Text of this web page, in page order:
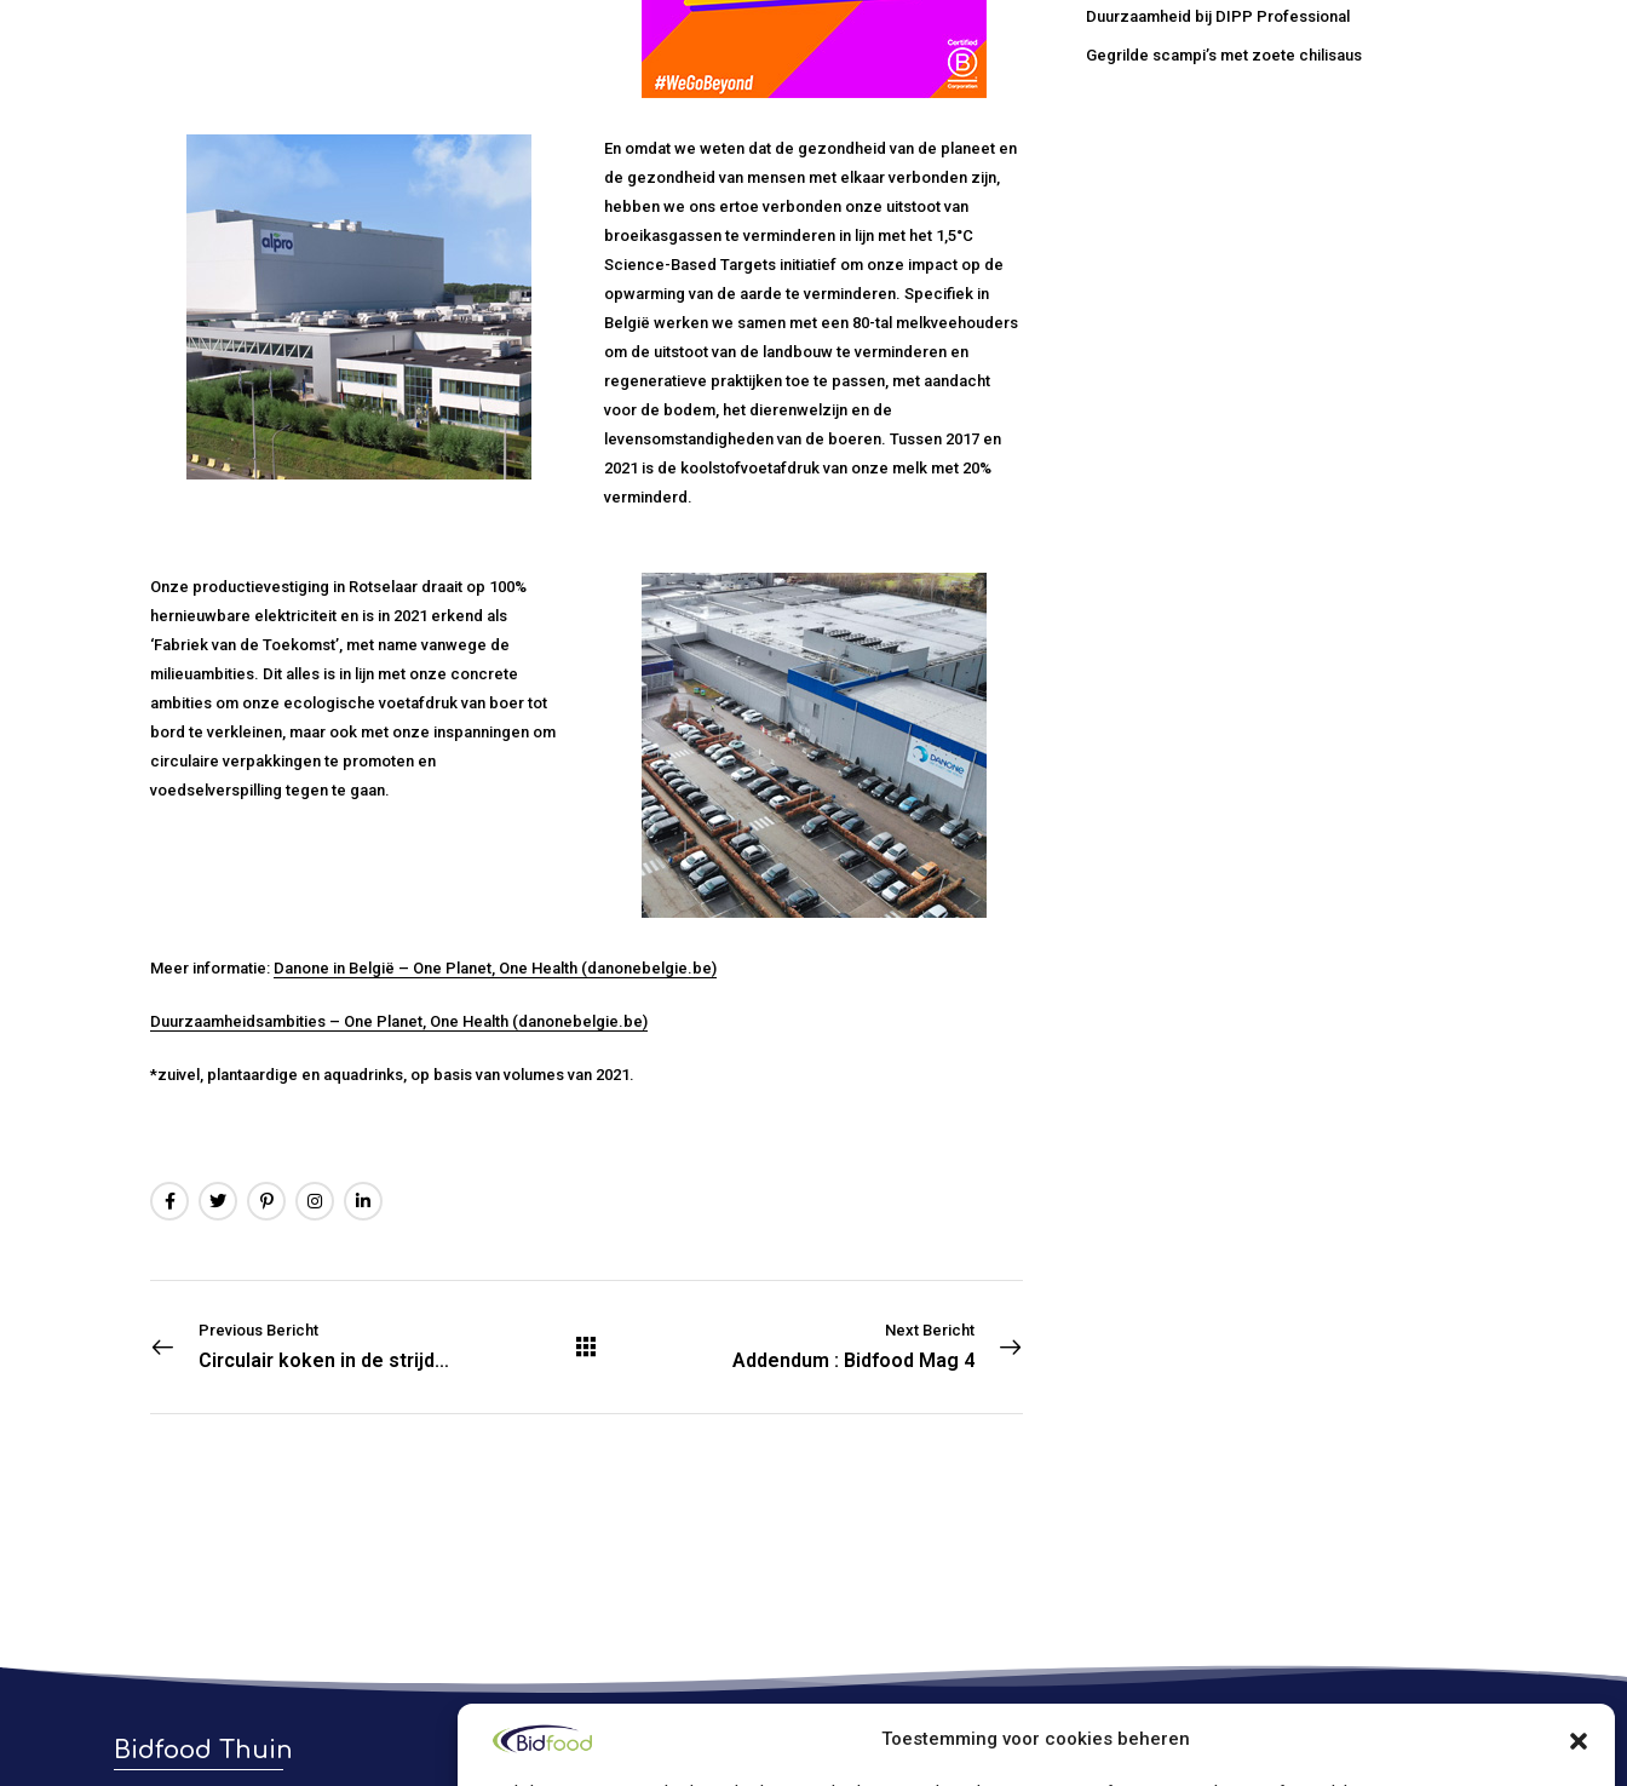
Toestemming voor cookies beheren
Duurzaamheid bij DIPP Professional
Gegrilde scampi’s met zoete chilisaus
En omdat we weten dat de gezondheid van de planeet en
de gezondheid van mensen met elkaar verbonden zijn,
hebben we ons ertoe verbonden onze uitstoot van
broeikasgassen te verminderen in lijn met het 1,5°C
Science-Based Targets initiatief om onze impact op de
opwarming van de aarde te verminderen. Specifiek in
België werken we samen met een 80-tal melkveehouders
om de uitstoot van de landbouw te verminderen en
regeneratieve praktijken toe te passen, met aandacht
voor de bodem, het dierenwelzijn en de
levensomstandigheden van de boeren. Tussen 2017 en
2021 is de koolstofvoetafdruk van onze melk met 20%
verminderd.
Onze productievestiging in Rotselaar draait op 100%
hernieuwbare elektriciteit en is in 2021 erkend als
‘Fabriek van de Toekomst’, met name vanwege de
milieuambities. Dit alles is in lijn met onze concrete
ambities om onze ecologische voetafdruk van boer tot
bord te verkleinen, maar ook met onze inspanningen om
circulaire verpakkingen te promoten en
voedselverspilling tegen te gaan.
Meer informatie: Danone in België – One Planet, One Health (danonebelgie.be)
Duurzaamheidsambities – One Planet, One Health (danonebelgie.be)
*zuivel, plantaardige en aquadrinks, op basis van volumes van 2021.
Previous Bericht
Circulair koken in de strijd tegen voedselverspilling: niets gaat verloren, alles wordt opgesmikkeld
Next Bericht
Addendum : Bidfood Mag 4
Bidfood Thuin Bidfood Kruibeke